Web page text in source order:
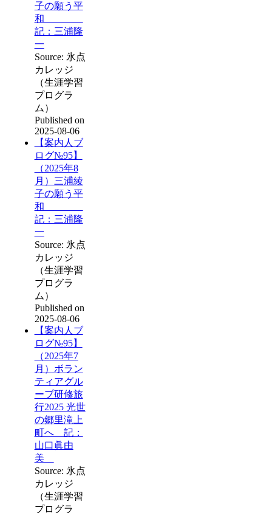
子の願う平
和
記：三浦隆
一
Source: 氷点
カレッジ
（生涯学習
プログラ
ム）
Published on
2025-08-06
【案内人ブ
ログ№95】
（2025年8
月）三浦綾
子の願う平
和
記：三浦隆
一
Source: 氷点
カレッジ
（生涯学習
プログラ
ム）
Published on
2025-08-06
【案内人ブ
ログ№95】
（2025年7
月）ボラン
ティアグル
ープ研修旅
行2025 光世
の郷里滝上
町へ 記：
山口眞由
美
Source: 氷点
カレッジ
（生涯学習
プログラ